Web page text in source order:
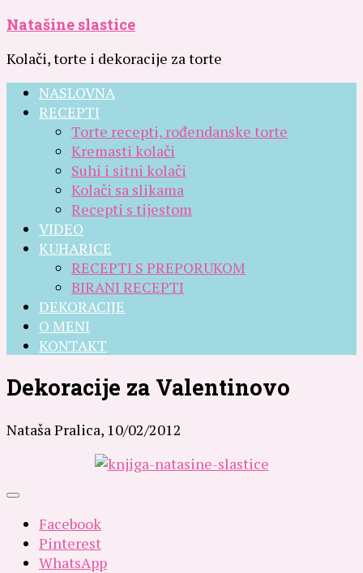
Natašine slastice
Kolači, torte i dekoracije za torte
NASLOVNA
RECEPTI
Torte recepti, rođendanske torte
Kremasti kolači
Suhi i sitni kolači
Kolači sa slikama
Recepti s tijestom
VIDEO
KUHARICE
RECEPTI S PREPORUKOM
BIRANI RECEPTI
DEKORACIJE
O MENI
KONTAKT
Dekoracije za Valentinovo
Nataša Pralica, 10/02/2012
Facebook
Pinterest
WhatsApp